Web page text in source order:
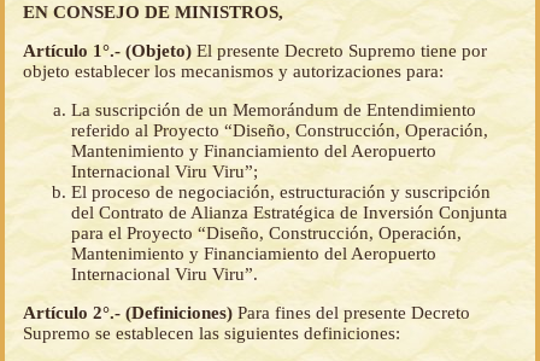
EN CONSEJO DE MINISTROS,
Artículo 1°.- (Objeto) El presente Decreto Supremo tiene por
objeto establecer los mecanismos y autorizaciones para:
La suscripción de un Memorándum de Entendimiento
referido al Proyecto “Diseño, Construcción, Operación,
Mantenimiento y Financiamiento del Aeropuerto
Internacional Viru Viru”;
El proceso de negociación, estructuración y suscripción
del Contrato de Alianza Estratégica de Inversión Conjunta
para el Proyecto “Diseño, Construcción, Operación,
Mantenimiento y Financiamiento del Aeropuerto
Internacional Viru Viru”.
Artículo 2°.- (Definiciones) Para fines del presente Decreto
Supremo se establecen las siguientes definiciones: